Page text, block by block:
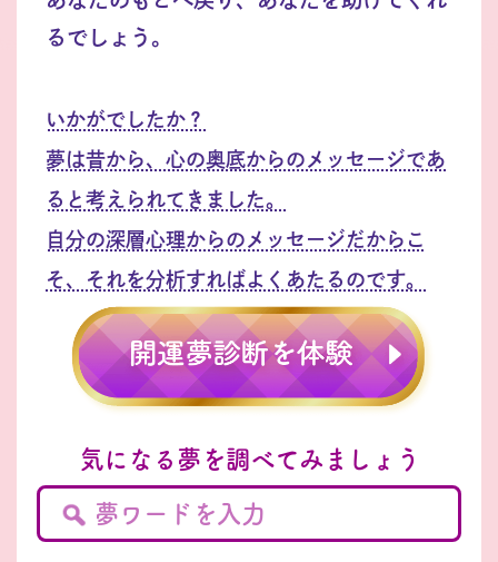
るでしょう。
いかがでしたか？
夢は昔から、心の奥底からのメッセージであ
ると考えられてきました。
自分の深層心理からのメッセージだからこ
そ、それを分析すればよくあたるのです。
気になる夢を調べてみましょう